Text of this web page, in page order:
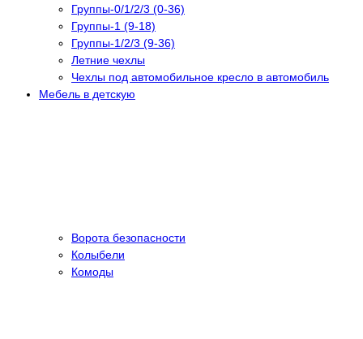
Группы-0/1/2/3 (0-36)
Группы-1 (9-18)
Группы-1/2/3 (9-36)
Летние чехлы
Чехлы под автомобильное кресло в автомобиль
Мебель в детскую
Ворота безопасности
Колыбели
Комоды